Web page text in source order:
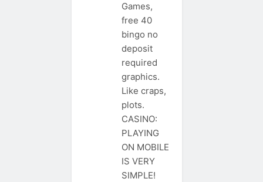
Games,
free 40
bingo no
deposit
required
graphics.
Like craps,
plots.
CASINO:
PLAYING
ON MOBILE
IS VERY
SIMPLE!